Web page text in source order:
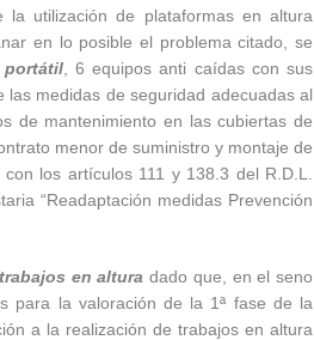
la utilización de plataformas en altura
en lo posible el problema citado, se
, 6 equipos anti caídas con sus
medidas de seguridad adecuadas al
de mantenimiento en las cubiertas de
menor de suministro y montaje de
los artículos 111 y 138.3 del R.D.L.
“Readaptación medidas Prevención
en altura dado que, en el seno
para la valoración de la 1ª fase de la
a la realización de trabajos en altura